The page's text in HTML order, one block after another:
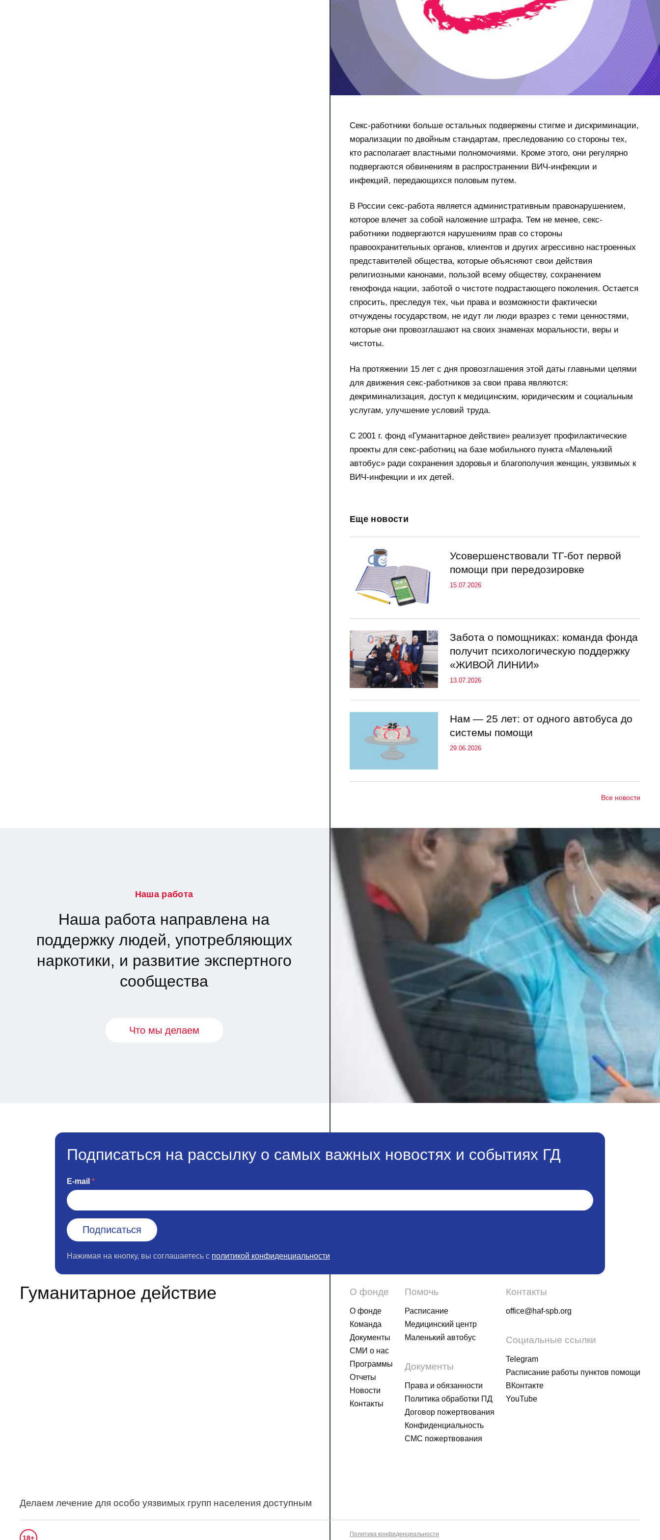
Секс-работники больше остальных подвержены стигме и дискриминации,
морализации по двойным стандартам, преследованию со стороны тех,
кто располагает властными полномочиями. Кроме этого, они регулярно
подвергаются обвинениям в распространении ВИЧ-инфекции и
инфекций, передающихся половым путем.
В России секс-работа является административным правонарушением,
которое влечет за собой наложение штрафа. Тем не менее, секс-
работники подвергаются нарушениям прав со стороны
правоохранительных органов, клиентов и других агрессивно настроенных
представителей общества, которые объясняют свои действия
религиозными канонами, пользой всему обществу, сохранением
генофонда нации, заботой о чистоте подрастающего поколения. Остается
спросить, преследуя тех, чьи права и возможности фактически
отчуждены государством, не идут ли люди вразрез с теми ценностями,
которые они провозглашают на своих знаменах моральности, веры и
чистоты.
На протяжении 15 лет с дня провозглашения этой даты главными целями
для движения секс-работников за свои права являются:
декриминализация, доступ к медицинским, юридическим и социальным
услугам, улучшение условий труда.
С 2001 г. фонд «Гуманитарное действие» реализует профилактические
проекты для секс-работниц на базе мобильного пункта «Маленький
автобус» ради сохранения здоровья и благополучия женщин, уязвимых к
ВИЧ-инфекции и их детей.
Еще новости
Усовершенствовали ТГ-бот первой
помощи при передозировке
15.07.2026
Забота о помощниках: команда фонда
получит психологическую поддержку
«ЖИВОЙ ЛИНИИ»
13.07.2026
Нам — 25 лет: от одного автобуса до
системы помощи
29.06.2026
Все новости
Наша работа
Наша работа направлена на
поддержку людей, употребляющих
наркотики, и развитие экспертного
сообщества
Что мы делаем
Подписаться на рассылку о самых важных новостях и событиях ГД
E-mail
Нажимая на кнопку, вы соглашаетесь с политикой конфиденциальности
Гуманитарное действие
Делаем лечение для особо уязвимых групп населения доступным
О фонде
О фонде
Команда
Документы
СМИ о нас
Программы
Отчеты
Новости
Контакты
Помочь
Расписание
Медицинский центр
Маленький автобус
Документы
Права и обязанности
Политика обработки ПД
Договор пожертвования
Конфиденциальность
СМС пожертвования
Контакты
office@haf-spb.org
Социальные ссылки
Telegram
Расписание работы пунктов помощи
ВКонтакте
YouTube
18+ Политика конфиденциальности